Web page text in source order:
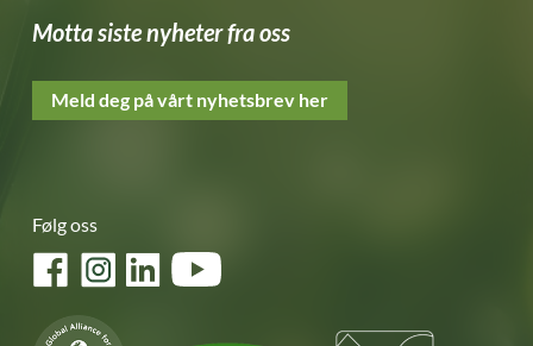
Motta siste nyheter fra oss
Meld deg på vårt nyhetsbrev her
Følg oss
FacebookInstagramLinkedInYouTube